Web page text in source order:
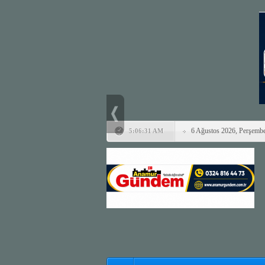
5:06:31 AM 6 Ağustos 2026,